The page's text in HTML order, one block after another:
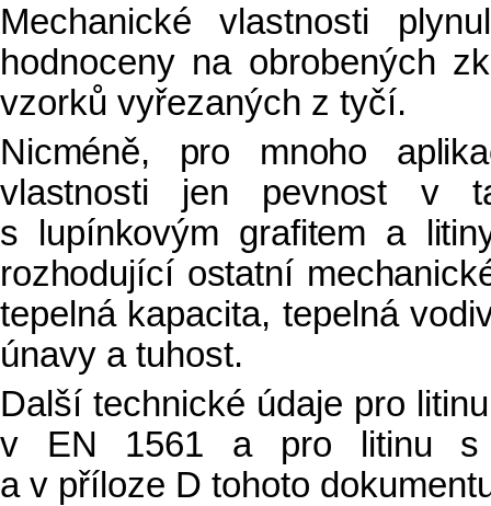
Mechanické vlastnosti
hodnoceny na obrobených
vzorků vyřezaných z tyčí.
Nicméně, pro mnoho
vlastnosti jen pevnost v
s lupínkovým grafitem a
rozhodující ostatní
tepelná kapacita, tepelná
únavy a tuhost.
Další technické údaje pro
v EN 1561 a pro litinu s
a v příloze D tohoto